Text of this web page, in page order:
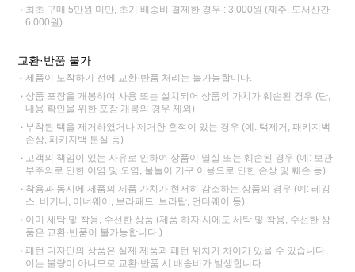
최초 구매 5만원 미만, 초기 배송비 결제한 경우 : 3,000원 (제주, 도서산간
6,000원)
교환·반품 불가
제품이 도착하기 전에 교환·반품 처리는 불가능합니다.
상품 포장을 개봉하여 사용 또는 설치되어 상품의 가치가 훼손된 경우 (단,
내용 확인을 위한 포장 개봉의 경우 제외)
부착된 택을 제거하였거나 제거한 흔적이 있는 경우 (예: 택제거, 패키지백
손상, 패키지백 분실 등)
고객의 책임이 있는 사유로 인하여 상품이 멸실 또는 훼손된 경우 (예: 보관
부주의로 인한 이염 및 오염, 물놀이 기구 이용으로 인한 손상 및 훼손 등)
착용과 동시에 제품의 제품 가치가 현저히 감소하는 상품의 경우 (예: 레깅
스, 비키니, 이너웨어, 브라패드, 브라탑, 언더웨어 등)
이미 세탁 및 착용, 수선한 상품 (제품 하자 시에도 세탁 및 착용, 수선한 상
품은 교환·반품이 불가능합니다.)
패턴 디자인의 상품은 실제 제품과 패턴 위치가 차이가 있을 수 있습니다.
이는 불량이 아니므로 교환·반품 시 배송비가 발생합니다.